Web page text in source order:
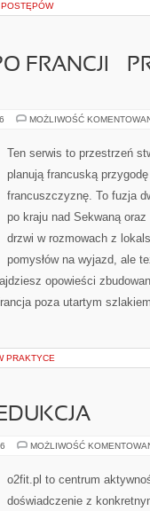
FRANCJI –
MOŻLIWOŚĆ
Ten serwis to przestrzeń
planują francuską
francuszczyznę. To fuzja
po kraju nad Sekwaną
drzwi w rozmowach z
pomysłów na wyjazd, ale
opowieści
poza utartym
PRAKTYCE
MOŻLIWOŚĆ
o2fit.pl to centrum
doświadczenie z